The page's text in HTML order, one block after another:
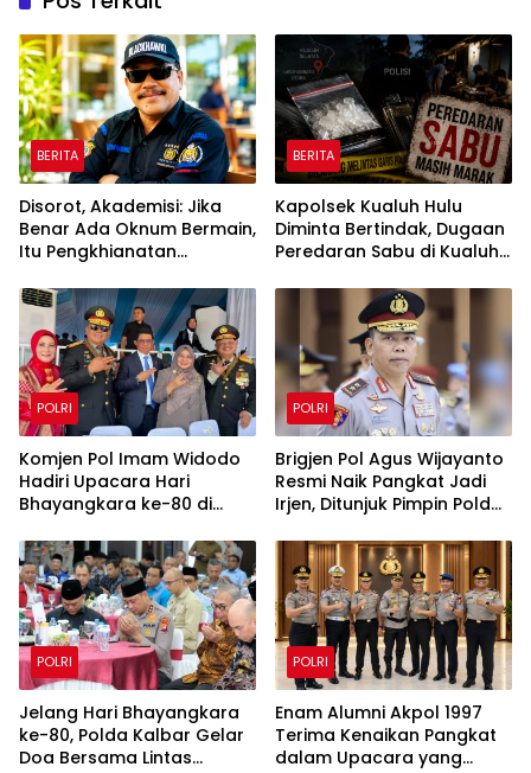
BERITA
Disorot, Akademisi: Jika
Benar Ada Oknum Bermain,
Itu Pengkhianatan
BERITA
Kapolsek Kualuh Hulu
Diminta Bertindak, Dugaan
Peredaran Sabu di Kualuh
Sorotan Warga
POLRI
Komjen Pol Imam Widodo
Hadiri Upacara Hari
Bhayangkara ke-80 di
POLRI
Brigjen Pol Agus Wijayanto
Resmi Naik Pangkat Jadi
Irjen, Ditunjuk Pimpin Polda
POLRI
Jelang Hari Bhayangkara
ke-80, Polda Kalbar Gelar
Doa Bersama Lintas
POLRI
Enam Alumni Akpol 1997
Terima Kenaikan Pangkat
dalam Upacara yang